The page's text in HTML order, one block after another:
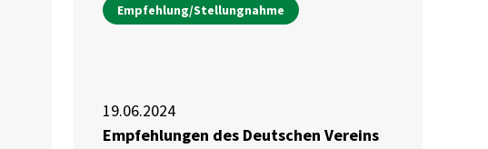
Empfehlung/Stellungnahme
19.06.2024
Empfehlungen des Deutschen Vereins